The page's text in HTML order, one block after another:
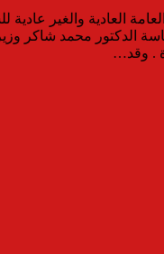
العادية والغير
الدكتور محمد شاكر
. وقد…